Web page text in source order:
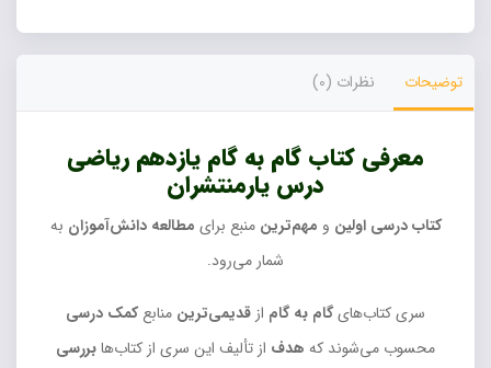
توضیحات نظرات (0)
معرفی کتاب گام به گام یازدهم ریاضی
درس یارمنتشران
کتاب درسی اولین و مهم‌ترین منبع برای مطالعه دانش‌آموزان به
شمار می‌رود.
سری کتاب‌هایگام به گام از قدیمی‌ترین منابعکمک درسی
محسوب می‌شوند که هدف از تألیف این سری از کتاب‌هابررسی